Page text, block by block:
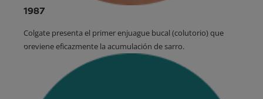
1987
Colgate presenta el primer enjuague bucal (colutorio) que
previene eficazmente la acumulación de sarro.